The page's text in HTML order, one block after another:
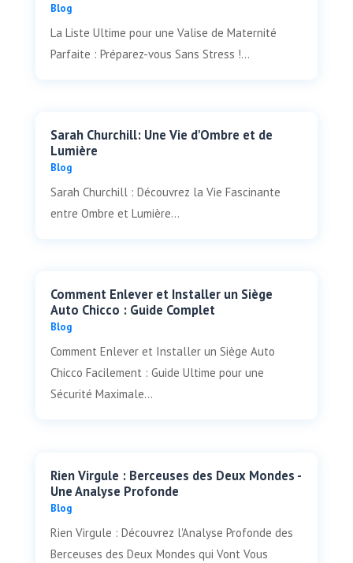
Blog
La Liste Ultime pour une Valise de Maternité
Parfaite : Préparez-vous Sans Stress !...
Sarah Churchill: Une Vie d'Ombre et de
Lumière
Blog
Sarah Churchill : Découvrez la Vie Fascinante
entre Ombre et Lumière...
Comment Enlever et Installer un Siège
Auto Chicco : Guide Complet
Blog
Comment Enlever et Installer un Siège Auto
Chicco Facilement : Guide Ultime pour une
Sécurité Maximale...
Rien Virgule : Berceuses des Deux Mondes -
Une Analyse Profonde
Blog
Rien Virgule : Découvrez l'Analyse Profonde des
Berceuses des Deux Mondes qui Vont Vous